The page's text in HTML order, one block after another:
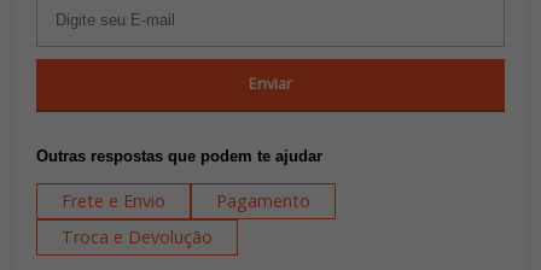
Enviar
Outras respostas que podem te ajudar
Frete e Envio
Pagamento
Troca e Devolução